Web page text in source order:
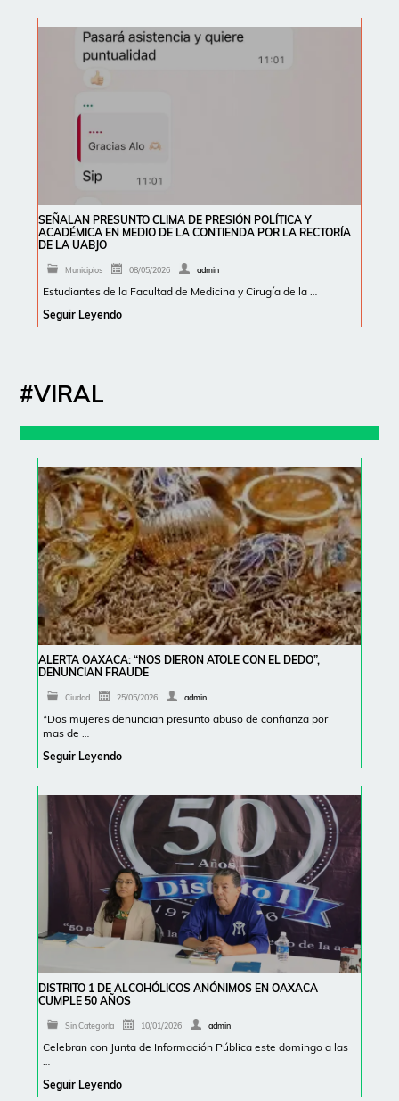
SEÑALAN PRESUNTO CLIMA DE PRESIÓN POLÍTICA Y
ACADÉMICA EN MEDIO DE LA CONTIENDA POR LA RECTORÍA
DE LA UABJO
Municipios 08/05/2026 admin
Estudiantes de la Facultad de Medicina y Cirugía de la …
Seguir Leyendo
#VIRAL
ALERTA OAXACA: “NOS DIERON ATOLE CON EL DEDO”,
DENUNCIAN FRAUDE
Ciudad 25/05/2026 admin
*Dos mujeres denuncian presunto abuso de confianza por
mas de …
Seguir Leyendo
DISTRITO 1 DE ALCOHÓLICOS ANÓNIMOS EN OAXACA
CUMPLE 50 AÑOS
Sin Categoría 10/01/2026 admin
Celebran con Junta de Información Pública este domingo a las
Seguir Leyendo